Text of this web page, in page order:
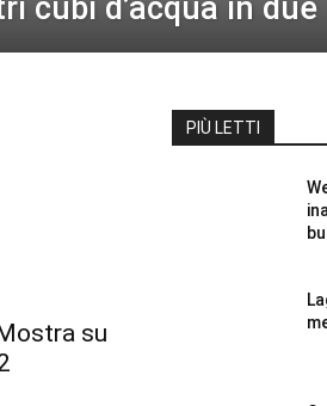
cubi d’acqua in
su
PIÙ LETTI